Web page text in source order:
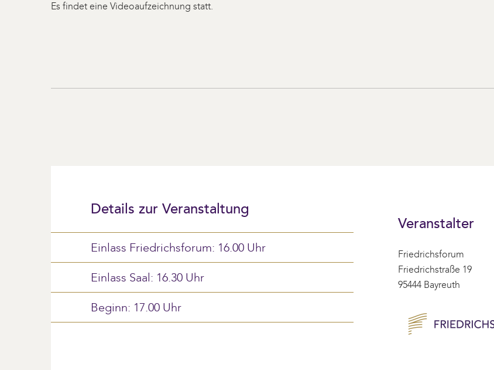
Es findet eine Videoaufzeichnung statt.
Details zur Veranstaltung
Einlass Friedrichsforum: 16.00 Uhr
Einlass Saal: 16.30 Uhr
Beginn: 17.00 Uhr
Veranstalter
Friedrichsforum
Friedrichstraße 19
95444 Bayreuth